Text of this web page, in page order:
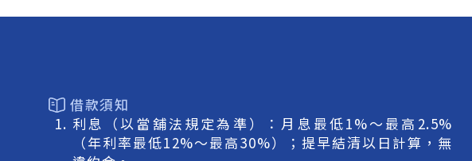
借款須知
利息（以當舖法規定為準）：月息最低1%～最高2.5%
（年利率最低12%～最高30%）；提早結清以日計算，無